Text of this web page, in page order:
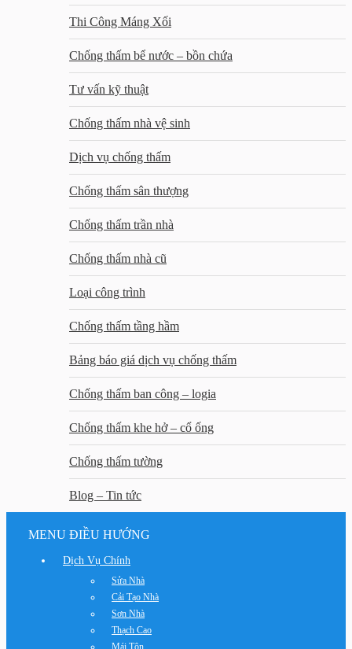
Thi Công Máng Xối
Chống thấm bể nước – bồn chứa
Tư vấn kỹ thuật
Chống thấm nhà vệ sinh
Dịch vụ chống thấm
Chống thấm sân thượng
Chống thấm trần nhà
Chống thấm nhà cũ
Loại công trình
Chống thấm tầng hầm
Bảng báo giá dịch vụ chống thấm
Chống thấm ban công – logia
Chống thấm khe hở – cổ ống
Chống thấm tường
Blog – Tin tức
MENU ĐIỀU HƯỚNG
Dịch Vụ Chính
Sửa Nhà
Cải Tạo Nhà
Sơn Nhà
Thạch Cao
Mái Tôn